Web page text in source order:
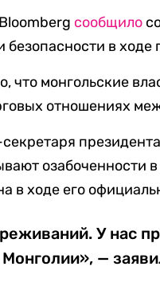
сообщило
безопасности в
что монгольские
отношениях
озабоченности
в ходе его
У нас
—